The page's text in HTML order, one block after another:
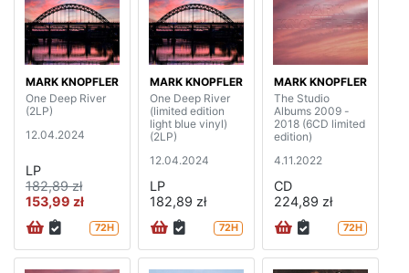
MARK KNOPFLER
One Deep River
(2LP)
12.04.2024
LP
182,89 zł
153,99 zł
72H
MARK KNOPFLER
One Deep River
(limited edition
light blue vinyl)
(2LP)
12.04.2024
LP
182,89 zł
72H
MARK KNOPFLER
The Studio
Albums 2009 -
2018 (6CD limited
edition)
4.11.2022
CD
224,89 zł
72H